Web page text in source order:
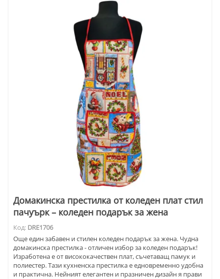
Домакинска престилка от коледен плат стил
пачуърк – коледен подарък за жена
Код: DRE1706
Още един забавен и стилен коледен подарък за жена. Чудна
домакинска престилка - отличен избор за коледен подарък!
Изработена е от висококачествен плат, съчетаващ памук и
полиестер. Тази кухненска престилка е едновременно удобна
и практична. Нейният елегантен и празничен дизайн я прави